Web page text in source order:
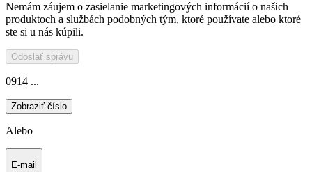
Nemám záujem o zasielanie marketingových informácií o našich
produktoch a službách podobných tým, ktoré používate alebo ktoré
ste si u nás kúpili.
Odoslať správu
0914 ...
Zobraziť číslo
Alebo
E-mail